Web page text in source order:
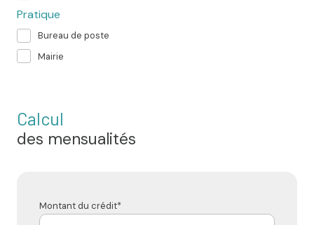
Pratique
Bureau de poste
Mairie
Calcul
des mensualités
Montant du crédit*